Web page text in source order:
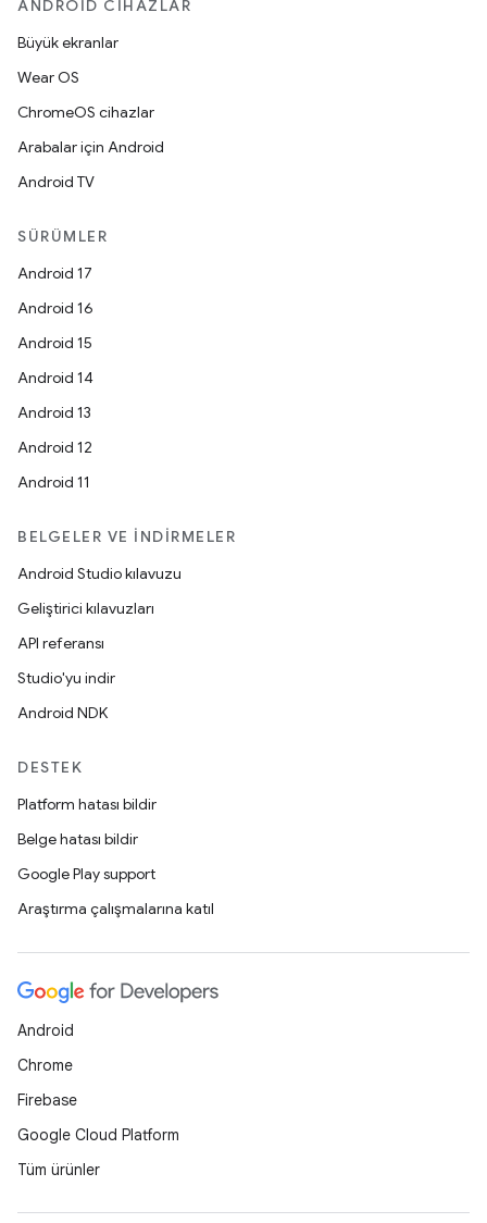
ANDROID CIHAZLAR
Büyük ekranlar
Wear OS
ChromeOS cihazlar
Arabalar için Android
Android TV
SÜRÜMLER
Android 17
Android 16
Android 15
Android 14
Android 13
Android 12
Android 11
BELGELER VE İNDIRMELER
Android Studio kılavuzu
Geliştirici kılavuzları
API referansı
Studio'yu indir
Android NDK
DESTEK
Platform hatası bildir
Belge hatası bildir
Google Play support
Araştırma çalışmalarına katıl
Android
Chrome
Firebase
Google Cloud Platform
Tüm ürünler